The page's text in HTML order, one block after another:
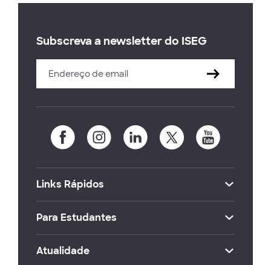
Subscreva a newsletter do ISEG
Links Rápidos
Para Estudantes
Atualidade